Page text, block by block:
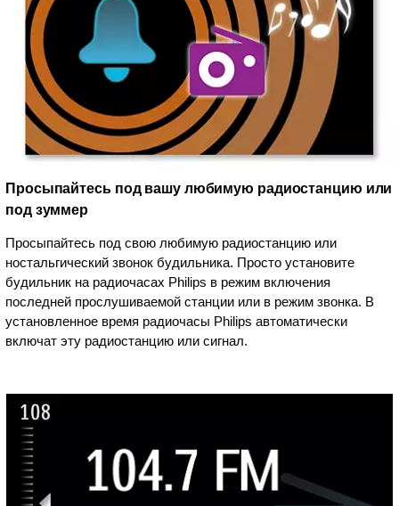
Просыпайтесь под вашу любимую радиостанцию или
под зуммер
Просыпайтесь под свою любимую радиостанцию или
ностальгический звонок будильника. Просто установите
будильник на радиочасах Philips в режим включения
последней прослушиваемой станции или в режим звонка. В
установленное время радиочасы Philips автоматически
включат эту радиостанцию или сигнал.